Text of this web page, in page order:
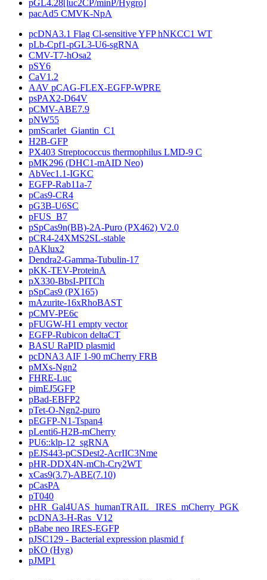
pGL4.28[luc2CP/minP/Hygro]
pacAd5 CMVK-NpA
pcDNA3.1 Flag Cl-sensitive YFP hNKCC1 WT
pLb-Cpf1-pGL3-U6-sgRNA
CMV-T7-hOsa2
pSY6
CaV1.2
AAV pCAG-FLEX-EGFP-WPRE
psPAX2-D64V
pCMV-ABE7.9
pNW55
pmScarlet_Giantin_C1
H2B-GFP
PX403 Streptococcus thermophilus LMD-9 C
pMK296 (DHC1-mAID Neo)
AbVec1.1-IGKC
EGFP-Rab11a-7
pCas9-CR4
pG3B-U6SC
pFUS_B7
pSpCas9n(BB)-2A-Puro (PX462) V2.0
pCR4-24XMS2SL-stable
pAKlux2
Dendra2-Gamma-Tubulin-17
pKK-TEV-ProteinA
pX330-BbsI-PITCh
pSpCas9 (PX165)
mAzurite-16xRhoBAST
pCMV-PE6c
pFUGW-H1 empty vector
EGFP-Rubicon deltaCT
BASU RaPID plasmid
pcDNA3 AIF 1-90 mCherry FRB
pMXs-Ngn2
FHRE-Luc
pimEJ5GFP
pBad-EBFP2
pTet-O-Ngn2-puro
pEGFP-N1-Tspan4
pLenti6-H2B-mCherry
PU6::klp-12_sgRNA
pEJS443-pCSDest2-AcrIIC3Nme
pHR-DDX4N-mCh-Cry2WT
xCas9(3.7)-ABE(7.10)
pCasPA
pT040
pHR_Gal4UAS_humanTRAIL _IRES_mCherry_PGK
pcDNA3-H-Ras_V12
pBabe neo IRES-EGFP
pJSC129 - Bacterial expression plasmid f
pKO (Hyg)
pJMP1